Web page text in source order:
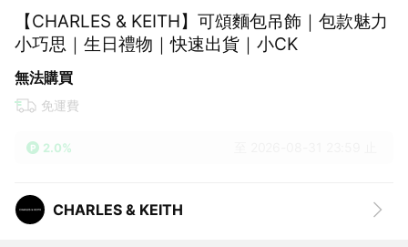
【CHARLES & KEITH】可頌麵包吊飾｜包款魅力
小巧思｜生日禮物｜快速出貨｜小CK
無法購買
免運費
2.0%
CHARLES & KEITH